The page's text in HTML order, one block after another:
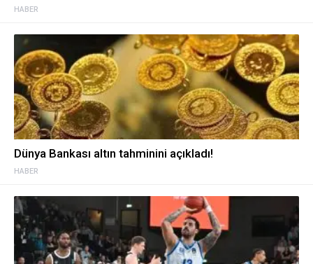
HABER
HABER
Dünya Bankası altın tahminini açıkladı!